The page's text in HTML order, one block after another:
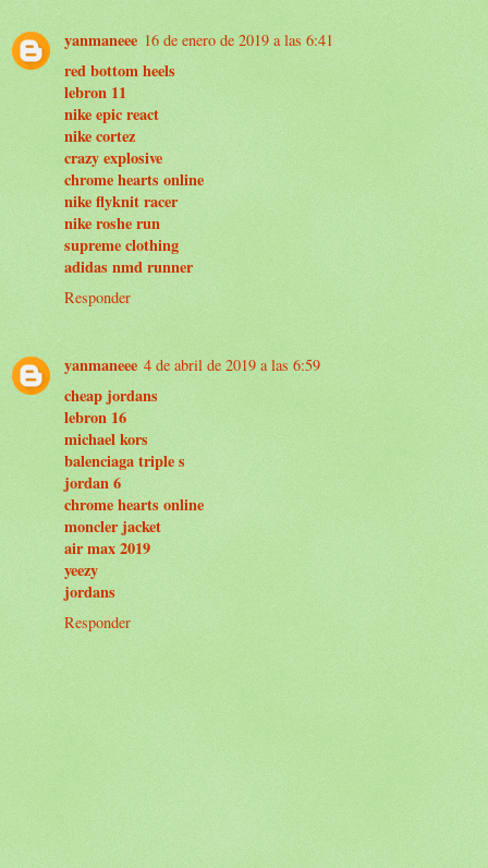
yanmaneee 16 de enero de 2019 a las 6:41
red bottom heels
lebron 11
nike epic react
nike cortez
crazy explosive
chrome hearts online
nike flyknit racer
nike roshe run
supreme clothing
adidas nmd runner
Responder
yanmaneee 4 de abril de 2019 a las 6:59
cheap jordans
lebron 16
michael kors
balenciaga triple s
jordan 6
chrome hearts online
moncler jacket
air max 2019
yeezy
jordans
Responder